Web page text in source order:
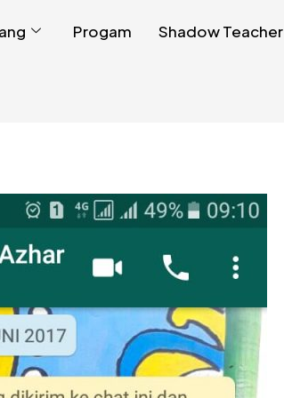
Progam Shadow Teacher